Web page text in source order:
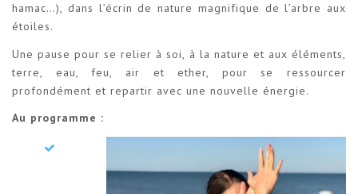
hamac…), dans l’écrin de nature magnifique de l’arbre aux
étoiles.
Une pause pour se relier à soi, à la nature et aux éléments,
terre, eau, feu, air et ether, pour se ressourcer
profondément et repartir avec une nouvelle énergie.
Au programme :